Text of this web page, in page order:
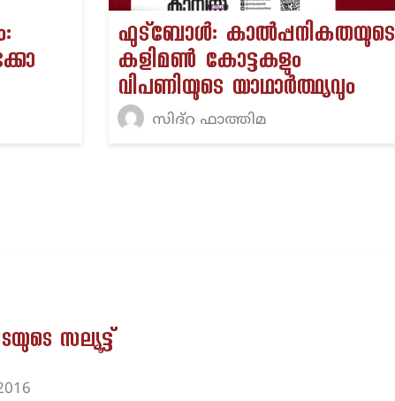
ഫുട്ബോൾ: കാൽപ്പനികതയുടെ
കളിമൺ കോട്ടകളും
വിപണിയുടെ യാഥാർത്ഥ്യവും
സിദ്റ ഫാത്തിമ
സല്യൂട്ട്